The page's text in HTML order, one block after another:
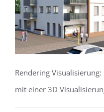
Rendering
mit einer 3D